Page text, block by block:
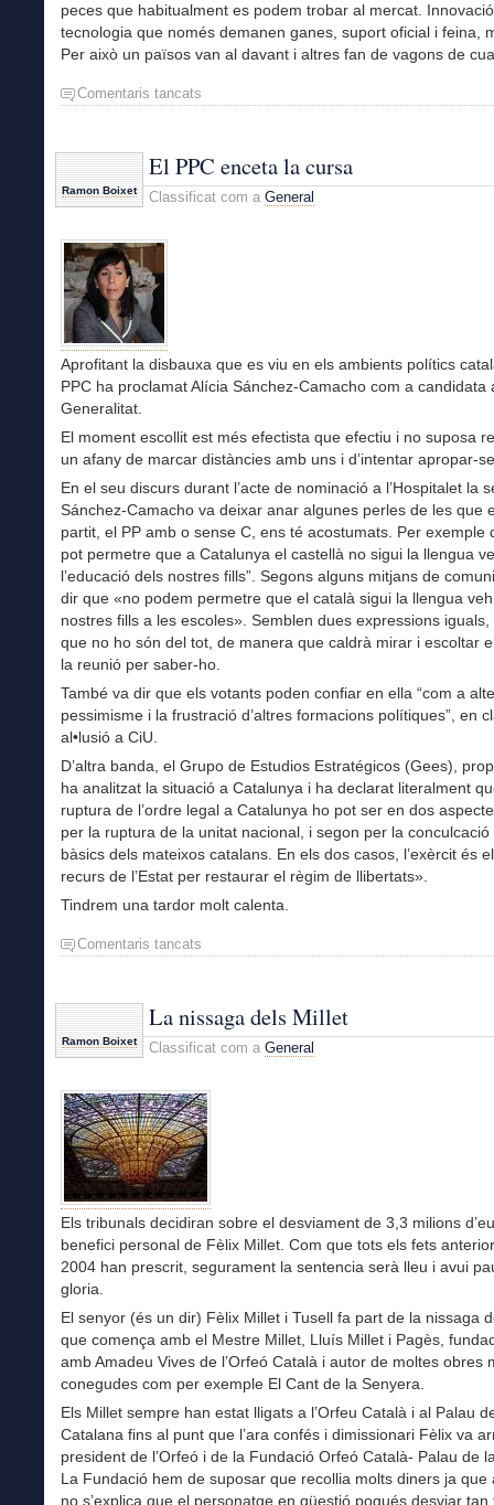
peces que habitualment es podem trobar al mercat.
tecnologia que només demanen ganes, suport oficial i feina,
Per això un països van al davant i altres fan de vagons de
Comentaris tancats
Ramon Boixet
El PPC enceta la cursa
Classificat com a General
Aprofitant la disbauxa que es viu en els ambients polítics
PPC ha proclamat Alícia Sánchez-Camacho com a candidata
Generalitat.
El moment escollit est més efectista que efectiu i no suposa
un afany de marcar distàncies amb uns i d’intentar apropar-
En el seu discurs durant l’acte de nominació a l’Hospitalet la
Sánchez-Camacho va deixar anar algunes perles de les que
partit, el PP amb o sense C, ens té acostumats. Per exemple
pot permetre que a Catalunya el castellà no sigui la llengua
l’educació dels nostres fills”. Segons alguns mitjans de
dir que «no podem permetre que el català sigui la llengua
nostres fills a les escoles». Semblen dues expressions iguals,
que no ho són del tot, de manera que caldrà mirar i escoltar
la reunió per saber-ho.
També va dir que els votants poden confiar en ella “com a
pessimisme i la frustració d’altres formacions polítiques”, en
al•lusió a CiU.
D’altra banda, el Grupo de Estudios Estratégicos (Gees),
ha analitzat la situació a Catalunya i ha declarat literalment
ruptura de l’ordre legal a Catalunya ho pot ser en dos
per la ruptura de la unitat nacional, i segon per la conculcació
bàsics dels mateixos catalans. En els dos casos, l’exèrcit és
recurs de l’Estat per restaurar el règim de llibertats».
Tindrem una tardor molt calenta.
Comentaris tancats
la
cursa
Ramon Boixet
La nissaga dels Millet
Classificat com a General
Els tribunals decidiran sobre el desviament de 3,3 milions
benefici personal de Fèlix Millet. Com que tots els fets
2004 han prescrit, segurament la sentencia serà lleu i avui
gloria.
El senyor (és un dir) Fèlix Millet i Tusell fa part de la nissaga
que comença amb el Mestre Millet, Lluís Millet i Pagès,
amb Amadeu Vives de l’Orfeó Català i autor de moltes obres
conegudes com per exemple El Cant de la Senyera.
Els Millet sempre han estat lligats a l’Orfeu Català i al Palau
Catalana fins al punt que l’ara confés i dimissionari Fèlix va
president de l’Orfeó i de la Fundació Orfeó Català- Palau de
La Fundació hem de suposar que recollia molts diners ja que
no s’explica que el personatge en qüestió pogués desviar tan